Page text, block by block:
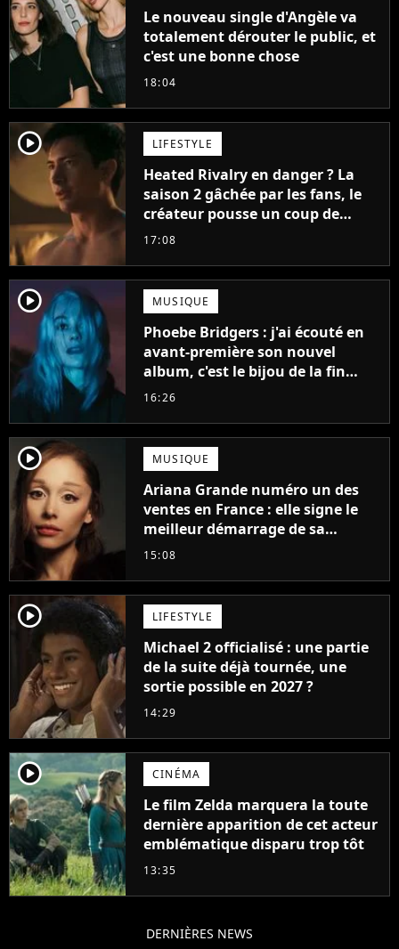
Le nouveau single d'Angèle va
totalement dérouter le public, et
c'est une bonne chose
18:04
player2 LIFESTYLE
Heated Rivalry en danger ? La
saison 2 gâchée par les fans, le
créateur pousse un coup de
gueule
17:08
player2 MUSIQUE
Phoebe Bridgers : j'ai écouté en
avant-première son nouvel
album, c'est le bijou de la fin
d'été
16:26
player2 MUSIQUE
Ariana Grande numéro un des
ventes en France : elle signe le
meilleur démarrage de sa
carrière avec son album Petal
15:08
player2 LIFESTYLE
Michael 2 officialisé : une partie
de la suite déjà tournée, une
sortie possible en 2027 ?
14:29
player2 CINÉMA
Le film Zelda marquera la toute
dernière apparition de cet acteur
emblématique disparu trop tôt
13:35
DERNIÈRES NEWS